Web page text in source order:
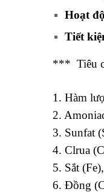
Hoạt
Tiết
*** Tiêu
1. Hàm
2.
3. Sunfat
4. Clrua
5. Sắt
6. Đồng